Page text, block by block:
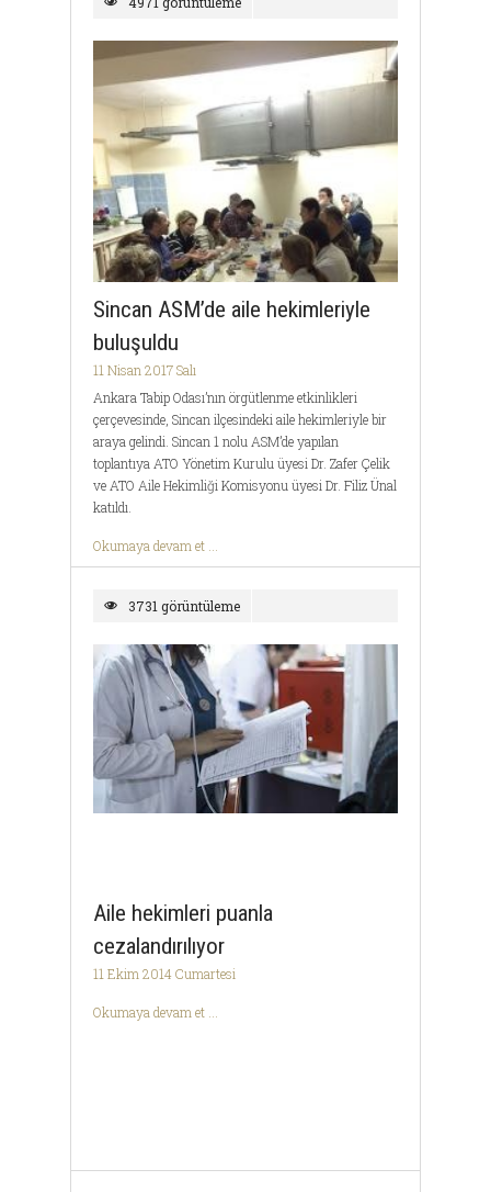
Sincan ASM’de aile hekimleriyle
buluşuldu
11 Nisan 2017 Salı
Ankara Tabip Odası’nın örgütlenme etkinlikleri
çerçevesinde, Sincan ilçesindeki aile hekimleriyle bir
araya gelindi. Sincan 1 nolu ASM’de yapılan
toplantıya ATO Yönetim Kurulu üyesi Dr. Zafer Çelik
ve ATO Aile Hekimliği Komisyonu üyesi Dr. Filiz Ünal
katıldı.
Okumaya devam et ...
3731 görüntüleme
Aile hekimleri puanla
cezalandırılıyor
11 Ekim 2014 Cumartesi
Okumaya devam et ...